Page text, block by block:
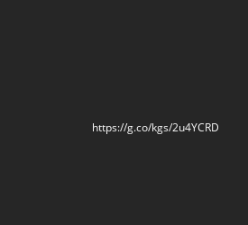
https://g.co/kgs/2u4YCRD